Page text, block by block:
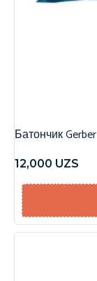
Батончик
12,000 UZS